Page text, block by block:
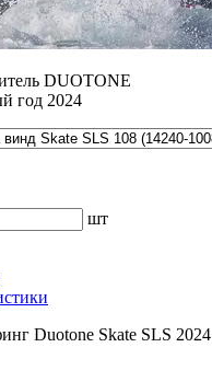
DUOTONE
год 2024
шт
Duotone Skate SLS 2024